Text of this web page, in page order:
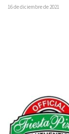
16 de diciembre de 2021